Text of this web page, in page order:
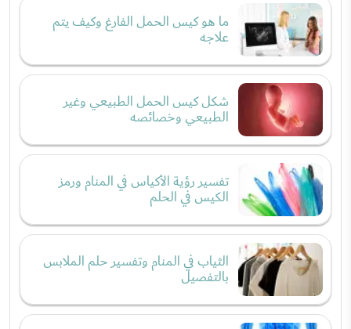
ما هو كيس الحمل الفارغ وكيف يتم
علاجه
شكل كيس الحمل الطبيعي وغير
الطبيعي وخصائصه
تفسير رؤية الأكياس في المنام ورمز
الكيس في الحلم
الثياب في المنام وتفسير حلم الملابس
بالتفصيل